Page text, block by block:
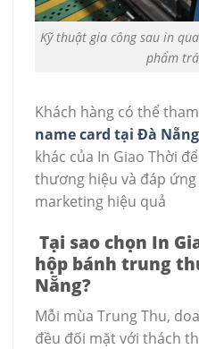
Kỹ thuật gia công sau in
phẩm
Khách hàng có thể
name card tại Đà Nẵng
khác của In Giao Thời
thương hiệu và đáp
marketing hiệu quả
Tại sao chọn In
hộp bánh trung
Nẵng?
Mỗi mùa Trung Thu,
đều đối mặt với thách